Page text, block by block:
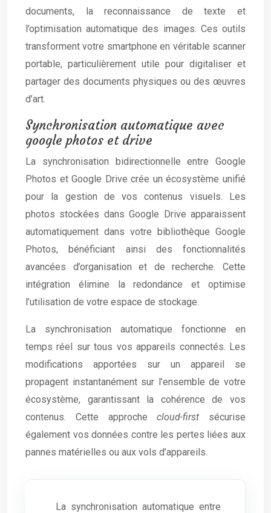
documents, la reconnaissance de texte et
l’optimisation automatique des images. Ces outils
transforment votre smartphone en véritable scanner
portable, particulièrement utile pour digitaliser et
partager des documents physiques ou des œuvres
d’art.
Synchronisation automatique avec
google photos et drive
La synchronisation bidirectionnelle entre Google
Photos et Google Drive crée un écosystème unifié
pour la gestion de vos contenus visuels. Les
photos stockées dans Google Drive apparaissent
automatiquement dans votre bibliothèque Google
Photos, bénéficiant ainsi des fonctionnalités
avancées d’organisation et de recherche. Cette
intégration élimine la redondance et optimise
l’utilisation de votre espace de stockage.
La synchronisation automatique fonctionne en
temps réel sur tous vos appareils connectés. Les
modifications apportées sur un appareil se
propagent instantanément sur l’ensemble de votre
écosystème, garantissant la cohérence de vos
contenus. Cette approchecloud-first sécurise
également vos données contre les pertes liées aux
pannes matérielles ou aux vols d’appareils.
La synchronisation automatique entre